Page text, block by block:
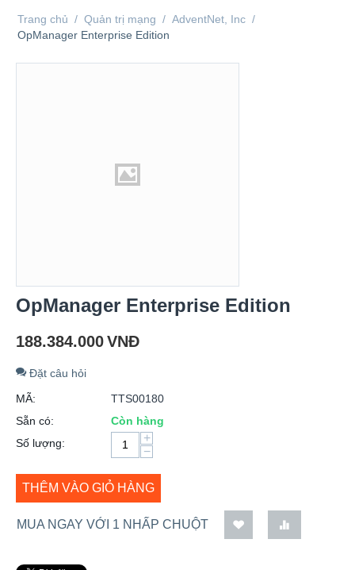
Trang chủ / Quản trị mạng / AdventNet, Inc /
OpManager Enterprise Edition
OpManager Enterprise Edition
188.384.000VNĐ
Đặt câu hỏi
MÃ:
TTS00180
Sẵn có:
Còn hàng
Số lượng:
+
−
THÊM VÀO GIỎ HÀNG
MUA NGAY VỚI 1 NHẤP CHUỘT